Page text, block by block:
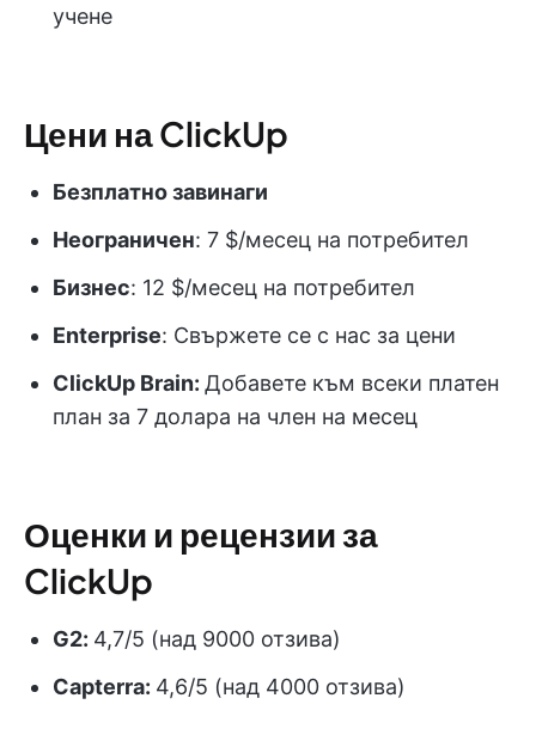
учене
Цени на ClickUp
Безплатно завинаги
Неограничен: 7 $/месец на потребител
Бизнес: 12 $/месец на потребител
Enterprise: Свържете се с нас за цени
ClickUp Brain: Добавете към всеки платен
план за 7 долара на член на месец
Оценки и рецензии за
ClickUp
G2: 4,7/5 (над 9000 отзива)
Capterra: 4,6/5 (над 4000 отзива)